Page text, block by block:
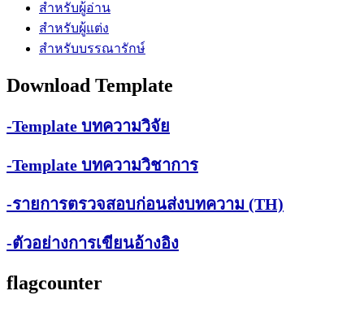
สำหรับผู้อ่าน
สำหรับผู้แต่ง
สำหรับบรรณารักษ์
Download Template
-Template บทความวิจัย
-Template บทความวิชาการ
-รายการตรวจสอบก่อนส่งบทความ (TH)
-ตัวอย่างการเขียนอ้างอิง
flagcounter